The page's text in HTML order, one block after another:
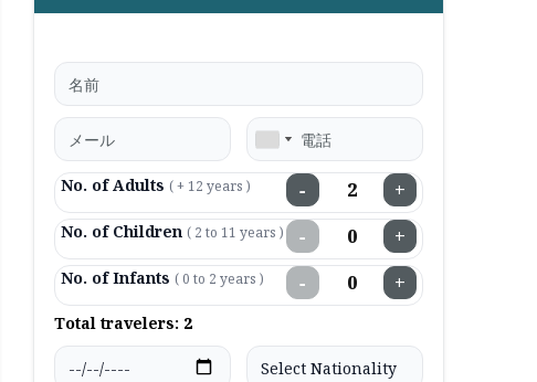
No. of Adults ( + 12 years ) − +
No. of Children ( 2 to 11 years ) − +
No. of Infants ( 0 to 2 years ) − +
Total travelers: 2